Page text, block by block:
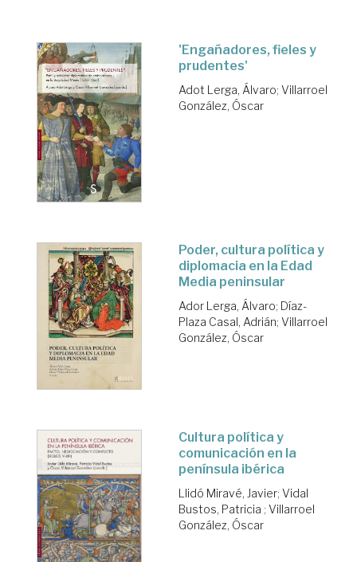
'Engañadores, fieles y
prudentes'
Adot Lerga, Álvaro; Villarroel
González, Óscar
Poder, cultura política y
diplomacia en la Edad
Media peninsular
Ador Lerga, Álvaro; Díaz-
Plaza Casal, Adrián; Villarroel
González, Óscar
Cultura política y
comunicación en la
península ibérica
Llidó Miravé, Javier; Vidal
Bustos, Patricia ; Villarroel
González, Óscar